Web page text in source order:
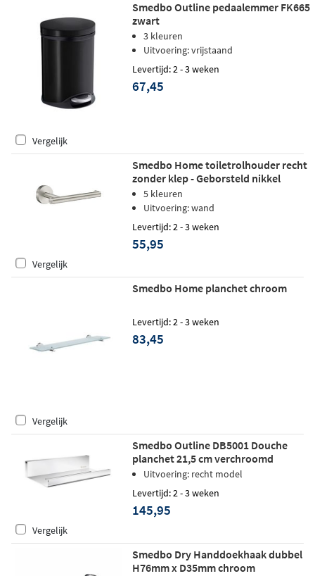
Smedbo Outline pedaalemmer FK665
zwart
3 kleuren
Uitvoering: vrijstaand
Levertijd: 2 - 3 weken
67,45
Vergelijk
Smedbo Home toiletrolhouder recht
zonder klep - Geborsteld nikkel
5 kleuren
Uitvoering: wand
Levertijd: 2 - 3 weken
55,95
Vergelijk
Smedbo Home planchet chroom
Levertijd: 2 - 3 weken
83,45
Vergelijk
Smedbo Outline DB5001 Douche
planchet 21,5 cm verchroomd
Uitvoering: recht model
Levertijd: 2 - 3 weken
145,95
Vergelijk
Smedbo Dry Handdoekhaak dubbel
H76mm x D35mm chroom